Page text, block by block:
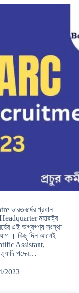
প্রধান
মহারাষ্ট্র
এই অগ্রগণ্য সংস্থা
। কিছু দিন আগেই
Assistant,
পদের…
2023